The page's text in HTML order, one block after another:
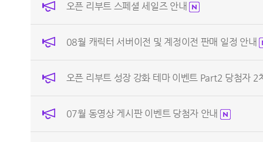
오픈 리부트 스페셜 세일즈 안내
08월 캐릭터 서버이전 및 계정이전 판매 일정 안내
오픈 리부트 성장 강화 테마 이벤트 Part2 당첨자 2
07월 동영상 게시판 이벤트 당첨자 안내